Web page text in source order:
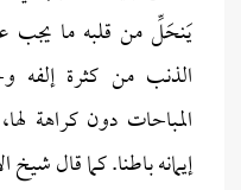
يَنحَلِّ من قلبه ما يجب
الذنب من كثرة إلفه
المباحات دون كراهة
إيمانه باطنا. كما قال شيخ